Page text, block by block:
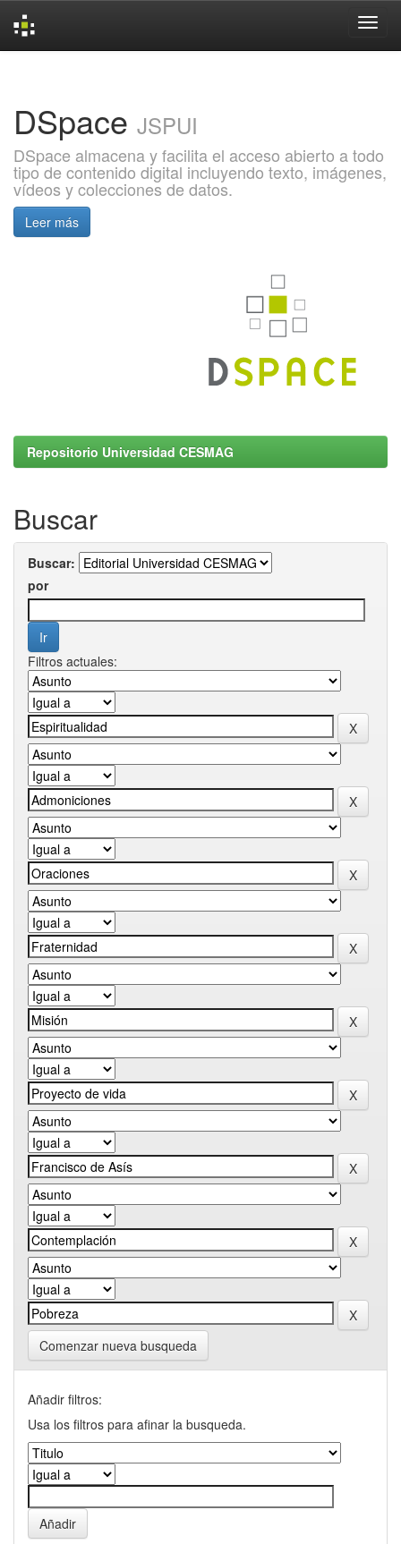
DSpace JSPUI
DSpace almacena y facilita el acceso abierto a todo
tipo de contenido digital incluyendo texto, imágenes,
vídeos y colecciones de datos.
Leer más
Repositorio Universidad CESMAG
Buscar
Buscar:
por
Filtros actuales:
Comenzar nueva busqueda
Añadir filtros:
Usa los filtros para afinar la busqueda.